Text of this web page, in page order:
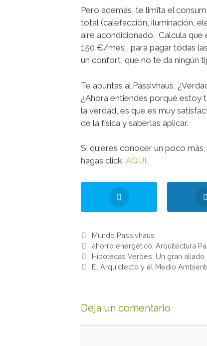
Pero además, te limita el
total (calefacción, iluminación,
aire acondicionado. Calcula
150 €/mes, para pagar todas
un confort, que no te da ningún
Te apuntas al Passivhaus,
¿Ahora entiendes porqué estoy
la verdad, es que es muy
de la física y saberlas aplicar.
Si quieres conocer un poco
hagas click AQUI.
Mundo Passivhaus
ahorro energético Arquitectura
Hipotecas Verdes: Un gran aliado
El Arquictecto y el Medio
Deja un comentario